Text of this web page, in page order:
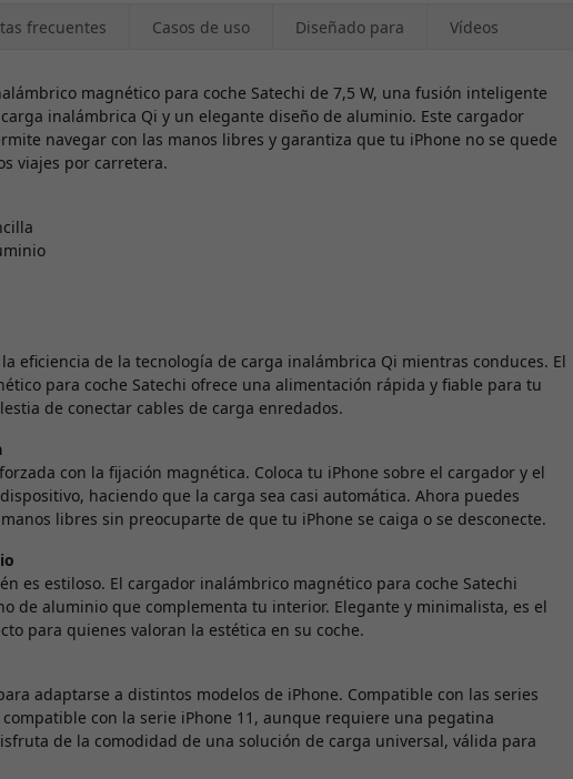
frecuentes Casos de uso Diseñado para Vídeos
magnético para coche Satechi de 7,5 W, una fusión inteligente
inalámbrica Qi y un elegante diseño de aluminio. Este cargador
navegar con las manos libres y garantiza que tu iPhone no se quede
viajes por carretera.
eficiencia de la tecnología de carga inalámbrica Qi mientras conduces. El
para coche Satechi ofrece una alimentación rápida y fiable para tu
de conectar cables de carga enredados.
con la fijación magnética. Coloca tu iPhone sobre el cargador y el
haciendo que la carga sea casi automática. Ahora puedes
libres sin preocuparte de que tu iPhone se caiga o se desconecte.
es estiloso. El cargador inalámbrico magnético para coche Satechi
de aluminio que complementa tu interior. Elegante y minimalista, es el
para quienes valoran la estética en su coche.
adaptarse a distintos modelos de iPhone. Compatible con las series
compatible con la serie iPhone 11, aunque requiere una pegatina
de la comodidad de una solución de carga universal, válida para